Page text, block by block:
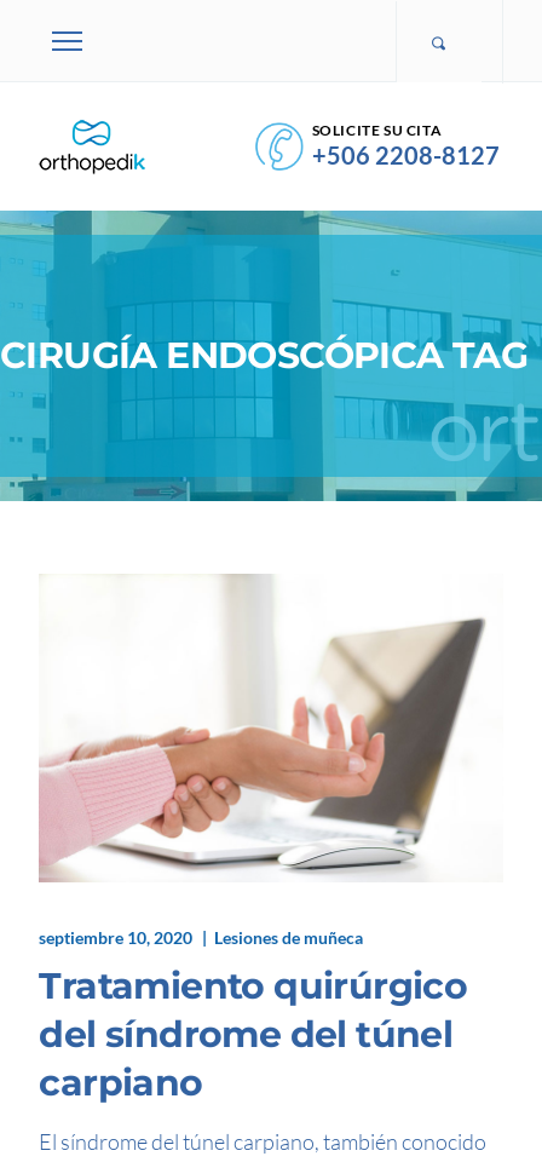
SOLICITE SU CITA
+506 2208-8127
CIRUGÍA ENDOSCÓPICA TAG
septiembre 10, 2020 Lesiones de muñeca
Tratamiento quirúrgico
del síndrome del túnel
carpiano
El síndrome del túnel carpiano, también conocido